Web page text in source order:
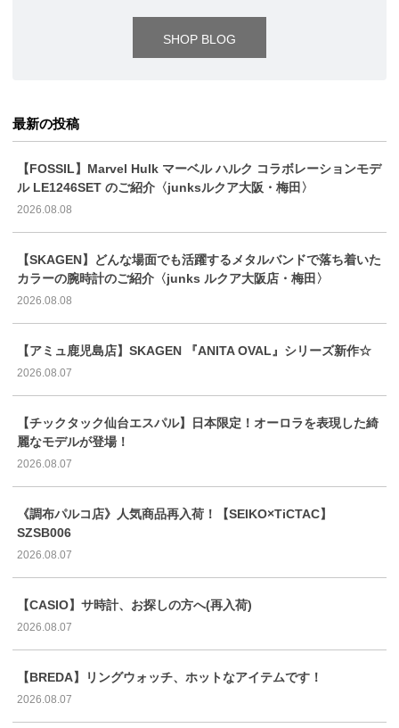
SHOP BLOG
最新の投稿
【FOSSIL】Marvel Hulk マーベル ハルク コラボレーションモデ
ル LE1246SET のご紹介〈junksルクア大阪・梅田〉
2026.08.08
【SKAGEN】どんな場面でも活躍するメタルバンドで落ち着いた
カラーの腕時計のご紹介〈junks ルクア大阪店・梅田〉
2026.08.08
【アミュ鹿児島店】SKAGEN 『ANITA OVAL』シリーズ新作☆
2026.08.07
【チックタック仙台エスパル】日本限定！オーロラを表現した綺
麗なモデルが登場！
2026.08.07
《調布パルコ店》人気商品再入荷！【SEIKO×TiCTAC】
SZSB006
2026.08.07
【CASIO】サ時計、お探しの方へ(再入荷)
2026.08.07
【BREDA】リングウォッチ、ホットなアイテムです！
2026.08.07